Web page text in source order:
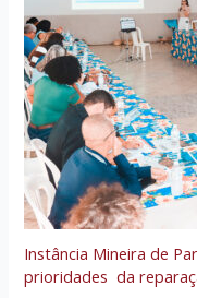
Instância Mineira de
prioridades da